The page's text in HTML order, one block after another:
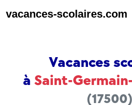
vacances-scolaires.com
Vacances
à Saint-
(17500)